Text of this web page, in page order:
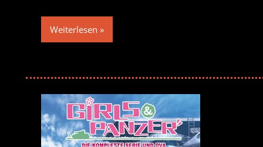
Weiterlesen